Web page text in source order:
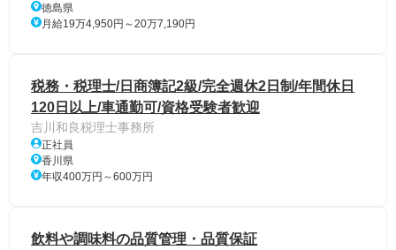
徳島県
月給19万4,950円～20万7,190円
税務・税理士/日商簿記2級/完全週休2日制/年間休日
120日以上/車通勤可/資格受験者歓迎
吉川和良税理士事務所
正社員
香川県
年収400万円～600万円
飲料や調味料の品質管理・品質保証